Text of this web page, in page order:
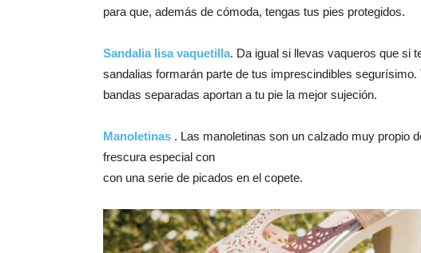
para que, además de cómoda, tengas tus pies protegidos.
Sandalia lisa vaquetilla. Da igual si llevas vaqueros que si
sandalias formarán parte de tus imprescindibles
bandas separadas aportan a tu pie la mejor sujeción.
Manoletinas . Las manoletinas son un calzado muy propio
frescura especial con
con una serie de picados en el copete.